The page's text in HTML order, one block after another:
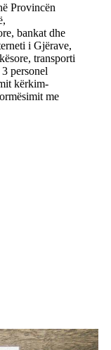
Provincën
bankat dhe
i Gjërave,
transporti
personel
kërkim-
me